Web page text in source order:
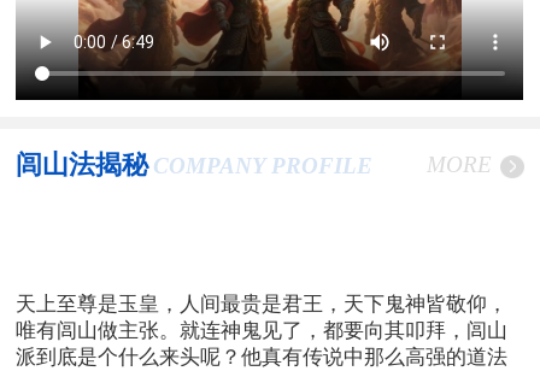
闾山法揭秘 COMPANY PROFILE MORE
天上至尊是玉皇，人间最贵是君王，天下鬼神皆敬仰，
唯有闾山做主张。就连神鬼见了，都要向其叩拜，闾山
派到底是个什么来头呢？他真有传说中那么高强的道法